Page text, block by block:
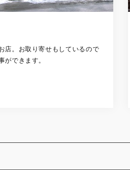
店。お取り寄せもしているので
ができます。